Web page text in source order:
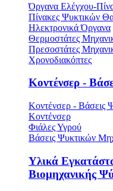
Όργανα Ελέγχου-
Πίνακες Ψυκτικών
Ηλεκτρονικά Όργανα
Θερμοστάτες
Πρεσοστάτες
Χρονοδιακόπτες
Κοντένσερ -
Κοντένσερ - Βάσεις
Κοντένσερ
Φιάλες Υγρού
Βάσεις Ψυκτικών
Υλικά
Βιομηχανικής